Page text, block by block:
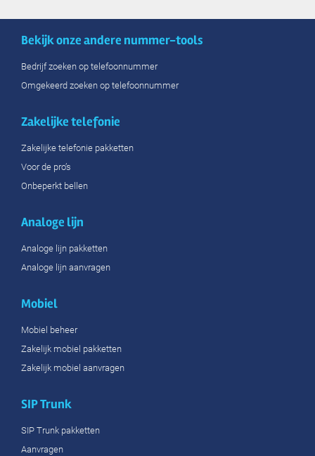
Bekijk onze andere nummer-tools
Bedrijf zoeken op telefoonnummer
Omgekeerd zoeken op telefoonnummer
Zakelijke telefonie
Zakelijke telefonie pakketten
Voor de pro’s
Onbeperkt bellen
Analoge lijn
Analoge lijn pakketten
Analoge lijn aanvragen
Mobiel
Mobiel beheer
Zakelijk mobiel pakketten
Zakelijk mobiel aanvragen
SIP Trunk
SIP Trunk pakketten
Aanvragen